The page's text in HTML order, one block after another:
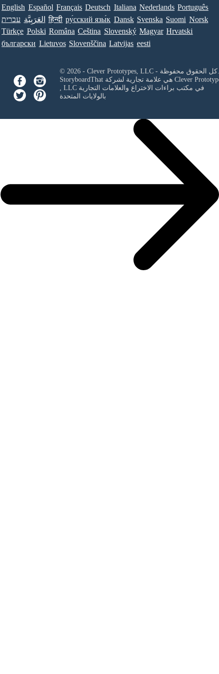
English Español Français Deutsch Italiana Nederlands Português
עברית العَرَبِيَّة हिन्दी ру́сский язы́к Dansk Svenska Suomi Norsk
Türkçe Polski Româna Ceština Slovenský Magyar Hrvatski
български Lietuvos Slovenščina Latvijas eesti
© 2026 - Clever Prototypes, LLC - كل الحقوق محفوظة.
StoryboardThat هي علامة تجارية لشركة Clever
, LLCفي مكتب براءات الاختراع والعلامات التجارية
بالولايات المتحدة